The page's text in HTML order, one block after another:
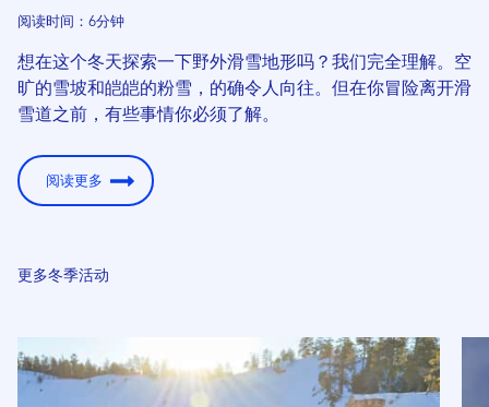
阅读时间：6分钟
想在这个冬天探索一下野外滑雪地形吗？我们完全理解。空
旷的雪坡和皑皑的粉雪，的确令人向往。但在你冒险离开滑
雪道之前，有些事情你必须了解。
阅读更多
更多冬季活动